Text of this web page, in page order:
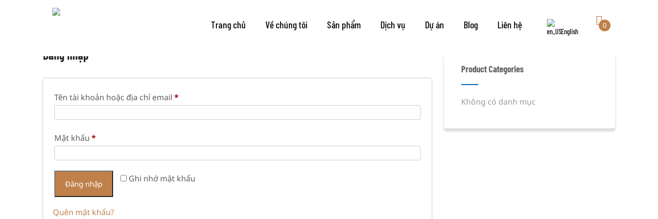
0
Trang chủ Về chúng tôi Sản phẩm Dịch vụ Dự án Blog Liên hệ
English
Đăng nhập
Tên tài khoản hoặc địa chỉ email *Bắt
Mật khẩu *Bắt
Ghi nhớ mật khẩu
Đăng nhập
Quên mật khẩu?
Product Categories
Không có danh mục